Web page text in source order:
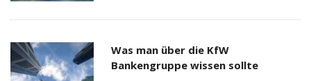
Was man über die KfW
Bankengruppe wissen sollte